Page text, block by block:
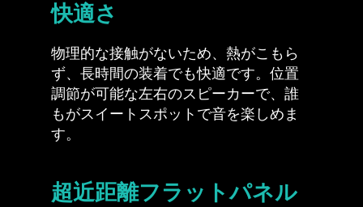
快適さ
物理的な接触がないため、熱がこもら
ず、長時間の装着でも快適です。位置
調節が可能な左右のスピーカーで、誰
もがスイートスポットで音を楽しめま
す。
超近距離フラットパネル